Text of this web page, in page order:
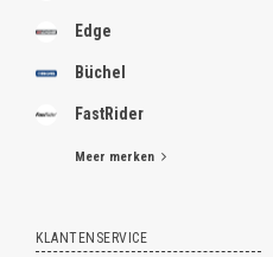
Edge
Büchel
FastRider
Meer merken
KLANTENSERVICE